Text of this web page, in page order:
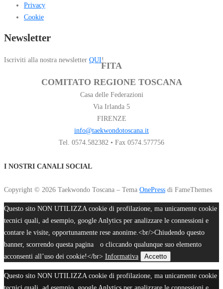
Privacy
Cookie
Newsletter
Iscriviti alla nostra newsletter QUI!
FITA
COMITATO REGIONE TOSCANA
Casa delle Federazioni
Via Irlanda 5
FIRENZE
info@taekwondotoscana.it
Tel. 0574.582382 • Fax 0574.577756
I NOSTRI CANALI SOCIAL
Copyright © 2026 Taekwondo Toscana – Tema OnePress di FameThemes
Questo sito NON UTILIZZA cookie di profilazione, ma unicamente cookie
tecnici quali, ad esempio, google Anlytics per analizzare le connessioni e
contare le visite, opportunamente rese anonime.<br/>Chiudendo questo
banner, scorrendo questa pagina o cliccando qualunque suo elemento
acconsenti all’uso dei cookie!</br> Informativa Accetto
Questo sito NON UTILIZZA cookie di profilazione, ma unicamente cookie
tecnici quali, ad esempio, google Anlytics per analizzare le connessioni e